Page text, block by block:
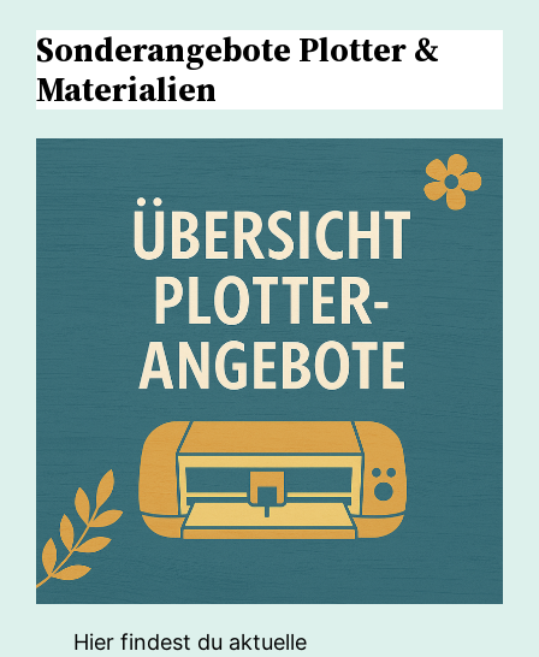
Sonderangebote Plotter &
Materialien
Hier findest du aktuelle